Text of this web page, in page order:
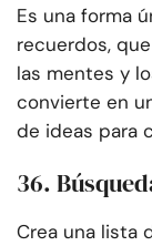
Es una forma
recuerdos,
las mentes y
convierte en
de ideas para
36.
Crea una lista